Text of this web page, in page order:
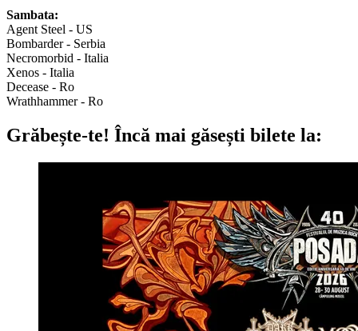
Sambata:
Agent Steel - US
Bombarder - Serbia
Necromorbid - Italia
Xenos - Italia
Decease - Ro
Wrathhammer - Ro
Grăbește-te! Încă mai găsești bilete la: